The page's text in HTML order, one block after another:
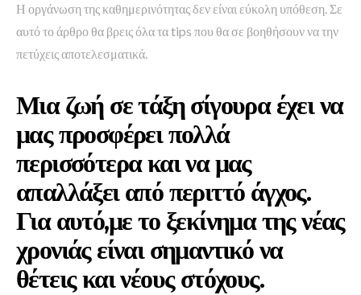
Η οργάνωση της καθημερινότητας δεν είναι εύκολη υπόθεση. Σε
αυτό το άρθρο θα βρεις όλα τα tips που θα σε βοηθήσουν να την
πετύχεις αποτελεσματικά.
Μια ζωή σε τάξη σίγουρα έχει να
μας προσφέρει πολλά
περισσότερα και να μας
απαλλάξει από περιττό άγχος.
Για αυτό,με το ξεκίνημα της νέας
χρονιάς είναι σημαντικό να
θέτεις και νέους στόχους.